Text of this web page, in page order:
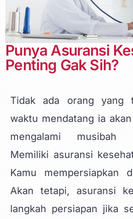
Punya Asuransi
Penting Gak Sih?
Tidak ada orang yang
waktu mendatang ia
mengalami musibah
Memiliki asuransi
Kamu mempersiapkan
Akan tetapi, asuransi
langkah persiapan jika